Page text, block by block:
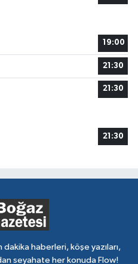
19:00
21:30
21:30
21:30
haberleri, köşe yazıları,
seyahate her konuda Flow!